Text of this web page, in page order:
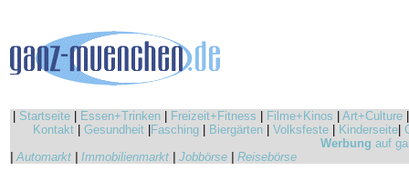
Startseite Essen+Trinken Freizeit+Fitness Filme+Kinos Art+Culture
Kontakt
Gesundheit Fasching Biergärten Volksfeste Kinderseite
Werbung auf
|Automarkt Immobilienmarkt Jobbörse Reisebörse